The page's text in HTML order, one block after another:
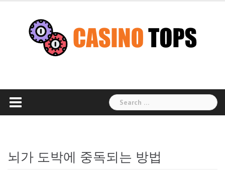
Search
for:
뇌가 도박에 중독되는 방법